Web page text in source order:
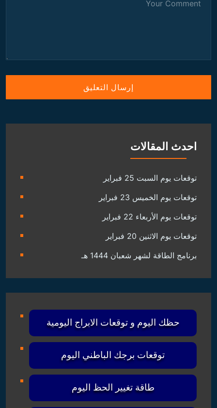
احدث المقالات
توقعات يوم السبت 25 فبراير
توقعات يوم الخميس 23 فبراير
توقعات يوم الأربعاء 22 فبراير
توقعات يوم الاثنين 20 فبراير
برنامج الطاقة لشهر شعبان 1444 هـ
حظك اليوم و توقعات الابراج اليومية
توقعات برجك الباطني اليوم
طاقة تغيير الحظ اليوم